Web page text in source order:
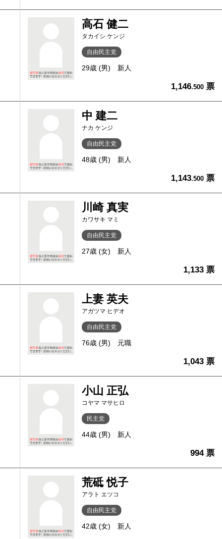
高石 健二
タカイシ ケンジ
自由民主党
29歳 (男) 新人
1,146.500 票
中 建二
ナカ ケンジ
自由民主党
48歳 (男) 新人
1,143.500 票
川崎 真実
カワサキ マミ
自由民主党
27歳 (女) 新人
1,133 票
上妻 英夫
アガツマ ヒデオ
自由民主党
76歳 (男) 元職
1,043 票
小山 正弘
コヤマ マサヒロ
民主党
44歳 (男) 新人
994 票
荒砥 悦子
アラト エツコ
自由民主党
42歳 (女) 新人